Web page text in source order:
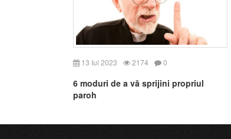
13 Iul 2023 2174 0
6 moduri de a vă sprijini propriul
paroh